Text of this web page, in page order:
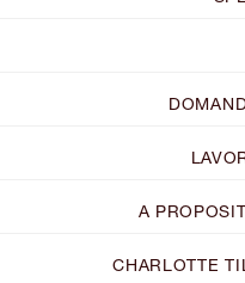
A
CHARLOTTE